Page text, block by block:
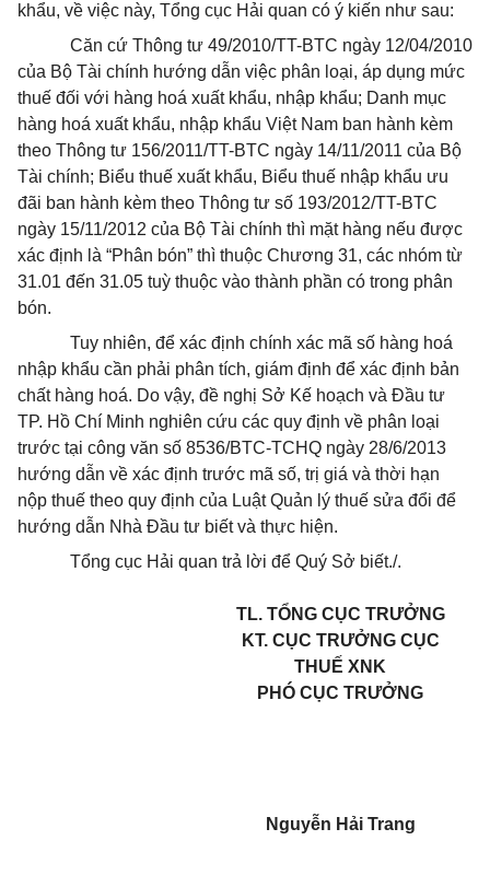
khẩu, về việc này, Tổng cục Hải quan có ý kiến như sau:
Căn cứ Thông tư 49/2010/TT-BTC ngày 12/04/2010
của Bộ Tài chính hướng dẫn việc phân loại, áp dụng mức
thuế đối với hàng hoá xuất khẩu, nhập khẩu; Danh mục
hàng hoá xuất khẩu, nhập khẩu Việt Nam ban hành kèm
theo Thông tư 156/2011/TT-BTC ngày 14/11/2011 của Bộ
Tài chính; Biểu thuế xuất khẩu, Biểu thuế nhập khẩu ưu
đãi ban hành kèm theo Thông tư số 193/2012/TT-BTC
ngày 15/11/2012 của Bộ Tài chính thì mặt hàng nếu được
xác định là “Phân bón” thì thuộc Chương 31, các nhóm từ
31.01 đến 31.05 tuỳ thuộc vào thành phần có trong phân
bón.
Tuy nhiên, để xác định chính xác mã số hàng hoá
nhập khẩu cần phải phân tích, giám định để xác định bản
chất hàng hoá. Do vậy, đề nghị Sở Kế hoạch và Đầu tư
TP. Hồ Chí Minh nghiên cứu các quy định về phân loại
trước tại công văn số 8536/BTC-TCHQ ngày 28/6/2013
hướng dẫn về xác định trước mã số, trị giá và thời hạn
nộp thuế theo quy định của Luật Quản lý thuế sửa đổi để
hướng dẫn Nhà Đầu tư biết và thực hiện.
Tổng cục Hải quan trả lời để Quý Sở biết./.
TL. TỔNG CỤC TRƯỞNG
KT. CỤC TRƯỞNG CỤC
THUẾ XNK
PHÓ CỤC TRƯỞNG
Nguyễn Hải Trang